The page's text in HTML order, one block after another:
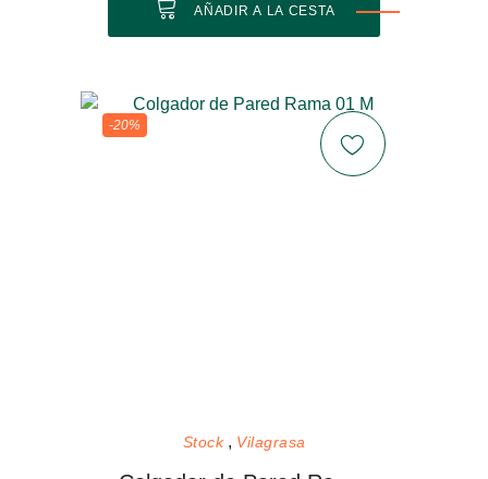
AÑADIR A LA CESTA
-20%
Stock Vilagrasa